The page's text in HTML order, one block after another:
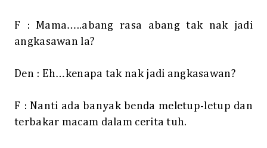
F : Mama…..abang rasa abang tak nak jadi
angkasawan la?
Den : Eh…kenapa tak nak jadi angkasawan?
F : Nanti ada banyak benda meletup-letup dan
terbakar macam dalam cerita tuh.